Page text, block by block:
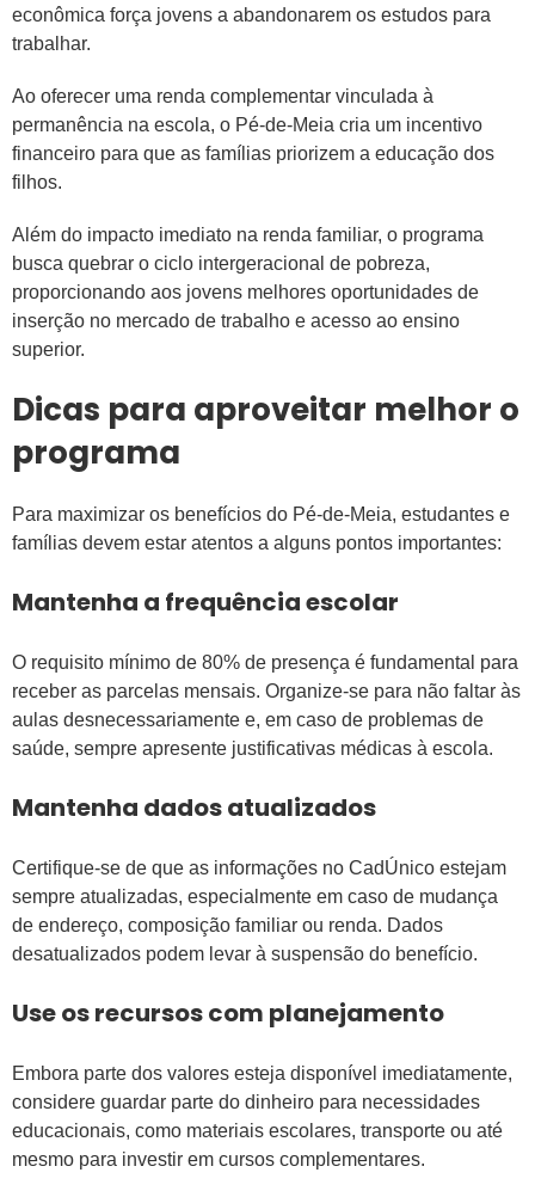
econômica força jovens a abandonarem os estudos para
trabalhar.
Ao oferecer uma renda complementar vinculada à
permanência na escola, o Pé-de-Meia cria um incentivo
financeiro para que as famílias priorizem a educação dos
filhos.
Além do impacto imediato na renda familiar, o programa
busca quebrar o ciclo intergeracional de pobreza,
proporcionando aos jovens melhores oportunidades de
inserção no mercado de trabalho e acesso ao ensino
superior.
Dicas para aproveitar melhor o
programa
Para maximizar os benefícios do Pé-de-Meia, estudantes e
famílias devem estar atentos a alguns pontos importantes:
Mantenha a frequência escolar
O requisito mínimo de 80% de presença é fundamental para
receber as parcelas mensais. Organize-se para não faltar às
aulas desnecessariamente e, em caso de problemas de
saúde, sempre apresente justificativas médicas à escola.
Mantenha dados atualizados
Certifique-se de que as informações no CadÚnico estejam
sempre atualizadas, especialmente em caso de mudança
de endereço, composição familiar ou renda. Dados
desatualizados podem levar à suspensão do benefício.
Use os recursos com planejamento
Embora parte dos valores esteja disponível imediatamente,
considere guardar parte do dinheiro para necessidades
educacionais, como materiais escolares, transporte ou até
mesmo para investir em cursos complementares.